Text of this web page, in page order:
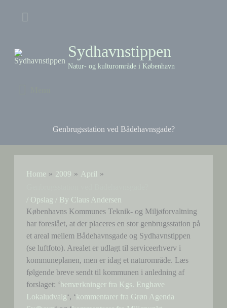
Above
Sydhavnstippen
Natur- og kulturområde i København
Genbrugsstation ved Bådehavnsgade?
Home 2009
April
/ Opslag / By Claus Andersen
Københavns Kommunes Teknik- og Miljøforvaltning
har foreslået, at der placeres en stor genbrugsstation på
et areal mellem Bådehavnsgade og Sydhavnstippen
(se luftfoto). Arealet er udlagt til serviceerhverv i
kommuneplanen, men er idag et naturområde. Læs
følgende breve sendt til kommunen i anledning af
forslaget: ‘bemærkninger fra Kgs. Enghave
Lokaludvalg‘, ‘kommentarer fra Grøn Agenda